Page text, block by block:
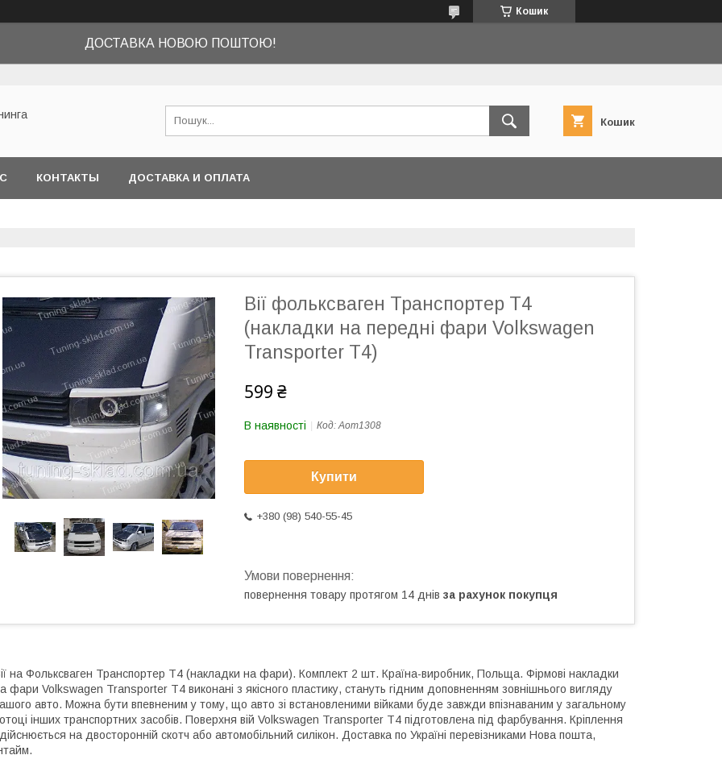
Кошик
ДОСТАВКА НОВОЮ ПОШТОЮ!
Кошик
КОНТАКТЫ ДОСТАВКА И ОПЛАТА
Вії фольксваген Транспортер Т4
(накладки на передні фари Volkswagen
Transporter T4)
599 ₴
В наявності Код:Aom1308
Купити
+380 (98) 540-55-45
повернення товару протягом 14 днів за рахунок покупця
на Фольксваген Транспортер Т4 (накладки на фари). Комплект 2 шт. Країна-виробник, Польща. Фірмові накладки
фари Volkswagen Transporter T4 виконані з якісного пластику, стануть гідним доповненням зовнішнього вигляду
авто. Можна бути впевненим у тому, що авто зі встановленими війками буде завжди впізнаваним у загальному
інших транспортних засобів. Поверхня вій Volkswagen Transporter T4 підготовлена під фарбування. Кріплення
на двосторонній скотч або автомобільний силікон. Доставка по Україні перевізниками Нова пошта,